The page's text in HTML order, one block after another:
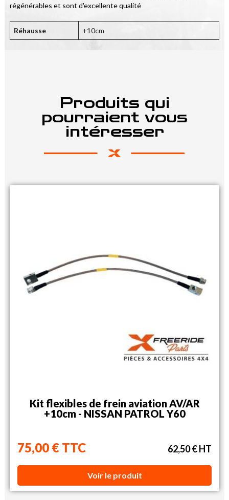
régénérables et sont d'excellente qualité
Réhausse +10cm
Produits qui
pourraient vous
intéresser
Kit flexibles de frein aviation AV/AR
+10cm - NISSAN PATROL Y60
75,00 € TTC 62,50 € HT
Voir le produit